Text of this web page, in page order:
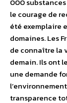
000
le courage de
été exemplaire
domaines. Les
de connaître la
demain. Ils ont
une demande
transparence